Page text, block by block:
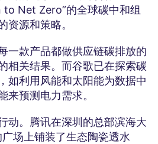
Net Zero”的全球碳中和组
资源和策略。
一款产品都做供应链碳排放的
相关结果。而谷歌已在探索碳
如利用风能和太阳能为数据中
来预测电力需求。
动。腾讯在深圳的总部滨海大
场上铺装了生态陶瓷透水